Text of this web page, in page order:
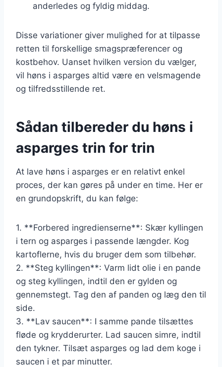
anderledes og fyldig middag.
Disse variationer giver mulighed for at tilpasse
retten til forskellige smagspræferencer og
kostbehov. Uanset hvilken version du vælger,
vil høns i asparges altid være en velsmagende
og tilfredsstillende ret.
Sådan tilbereder du høns i
asparges trin for trin
At lave høns i asparges er en relativt enkel
proces, der kan gøres på under en time. Her er
en grundopskrift, du kan følge:
1. **Forbered ingredienserne**: Skær kyllingen
i tern og asparges i passende længder. Kog
kartoflerne, hvis du bruger dem som tilbehør.
2. **Steg kyllingen**: Varm lidt olie i en pande
og steg kyllingen, indtil den er gylden og
gennemstegt. Tag den af panden og læg den til
side.
3. **Lav saucen**: I samme pande tilsættes
fløde og krydderurter. Lad saucen simre, indtil
den tykner. Tilsæt asparges og lad dem koge i
saucen i et par minutter.